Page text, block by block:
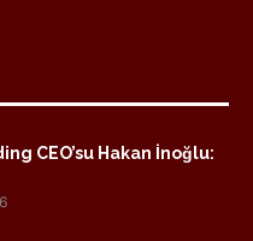
CEO’su Hakan İnoğlu: